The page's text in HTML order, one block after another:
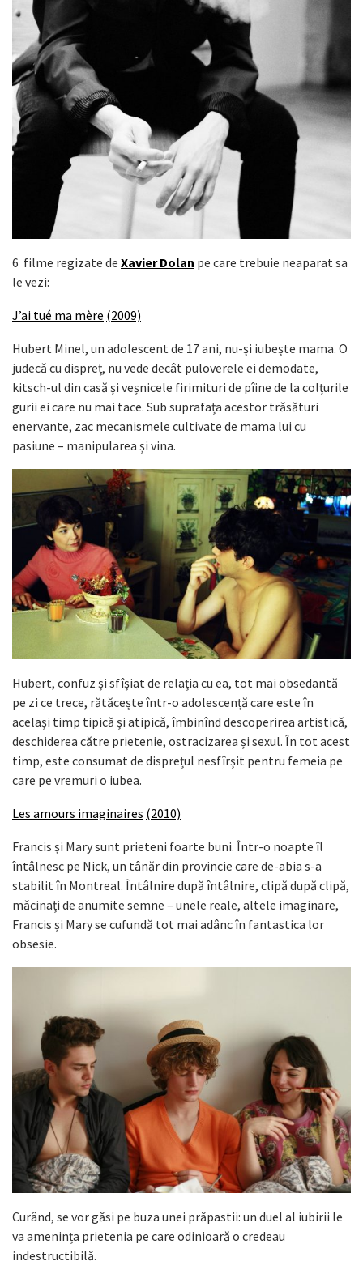
6 filme regizate de Xavier Dolan pe care trebuie neaparat sa
le vezi:
J’ai tué ma mère (2009)
Hubert Minel, un adolescent de 17 ani, nu-și iubește mama. O
judecă cu dispreț, nu vede decât puloverele ei demodate,
kitsch-ul din casă și veșnicele firimituri de pîine de la colțurile
gurii ei care nu mai tace. Sub suprafața acestor trăsături
enervante, zac mecanismele cultivate de mama lui cu
pasiune – manipularea și vina.
Hubert, confuz și sfîșiat de relația cu ea, tot mai obsedantă
pe zi ce trece, rătăcește într-o adolescență care este în
același timp tipică și atipică, îmbinînd descoperirea artistică,
deschiderea către prietenie, ostracizarea și sexul. În tot acest
timp, este consumat de disprețul nesfîrșit pentru femeia pe
care pe vremuri o iubea.
Les amours imaginaires (2010)
Francis și Mary sunt prieteni foarte buni. Într-o noapte îl
întâlnesc pe Nick, un tânăr din provincie care de-abia s-a
stabilit în Montreal. Întâlnire după întâlnire, clipă după clipă,
măcinați de anumite semne – unele reale, altele imaginare,
Francis și Mary se cufundă tot mai adânc în fantastica lor
obsesie.
Curând, se vor găsi pe buza unei prăpastii: un duel al iubirii le
va amenința prietenia pe care odinioară o credeau
indestructibilă.